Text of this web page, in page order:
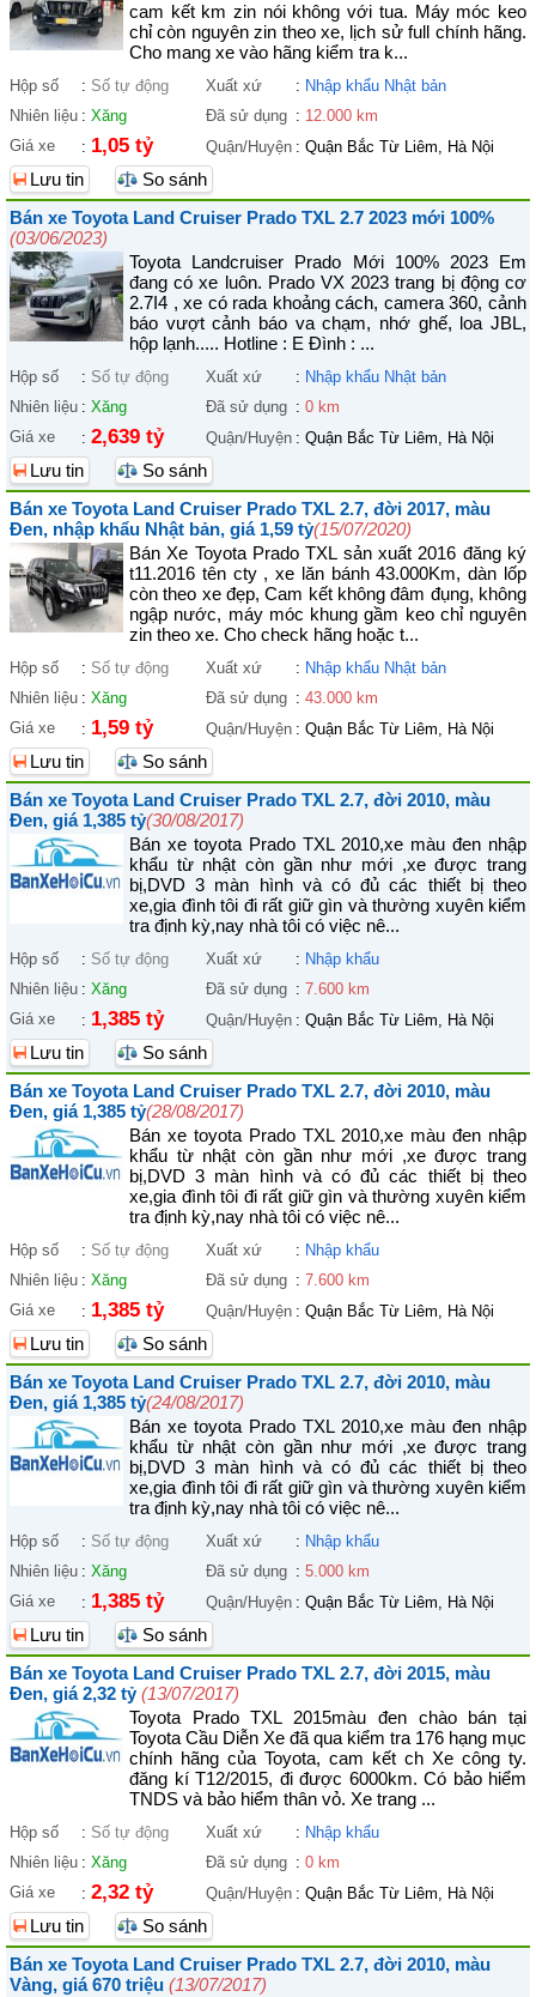
cam kết km zin nói không với tua. Máy móc keo
chỉ còn nguyên zin theo xe, lịch sử full chính hãng.
Cho mang xe vào hãng kiểm tra k...
Hộp số : Số tự động Xuất xứ : Nhập khẩu Nhật bản
Nhiên liệu : Xăng Đã sử dụng : 12.000 km
Giá xe
: 1,05 tỷ Quận/Huyện : Quận Bắc Từ Liêm, Hà Nội
Lưu tin
So sánh
Bán xe Toyota Land Cruiser Prado TXL 2.7 2023 mới 100%
(03/06/2023)
Toyota Landcruiser Prado Mới 100% 2023 Em
đang có xe luôn. Prado VX 2023 trang bị động cơ
2.7I4 , xe có rada khoảng cách, camera 360, cảnh
báo vượt cảnh báo va chạm, nhớ ghế, loa JBL,
hộp lạnh..... Hotline : E Đình : ...
Hộp số : Số tự động Xuất xứ : Nhập khẩu Nhật bản
Nhiên liệu : Xăng Đã sử dụng : 0 km
Giá xe
: 2,639 tỷ Quận/Huyện : Quận Bắc Từ Liêm, Hà Nội
Lưu tin
So sánh
Bán xe Toyota Land Cruiser Prado TXL 2.7, đời 2017, màu
Đen, nhập khẩu Nhật bản, giá 1,59 tỷ(15/07/2020)
Bán Xe Toyota Prado TXL sản xuất 2016 đăng ký
t11.2016 tên cty , xe lăn bánh 43.000Km, dàn lốp
còn theo xe đẹp, Cam kết không đâm đụng, không
ngập nước, máy móc khung gầm keo chỉ nguyên
zin theo xe. Cho check hãng hoặc t...
Hộp số : Số tự động Xuất xứ : Nhập khẩu Nhật bản
Nhiên liệu : Xăng Đã sử dụng : 43.000 km
Giá xe
: 1,59 tỷ Quận/Huyện : Quận Bắc Từ Liêm, Hà Nội
Lưu tin
So sánh
Bán xe Toyota Land Cruiser Prado TXL 2.7, đời 2010, màu
Đen, giá 1,385 tỷ(30/08/2017)
Bán xe toyota Prado TXL 2010,xe màu đen nhập
khẩu từ nhật còn gần như mới ,xe được trang
bị,DVD 3 màn hình và có đủ các thiết bị theo
xe,gia đình tôi đi rất giữ gìn và thường xuyên kiểm
tra định kỳ,nay nhà tôi có việc nê...
Hộp số : Số tự động Xuất xứ : Nhập khẩu
Nhiên liệu : Xăng Đã sử dụng : 7.600 km
Giá xe
: 1,385 tỷ Quận/Huyện : Quận Bắc Từ Liêm, Hà Nội
Lưu tin
So sánh
Bán xe Toyota Land Cruiser Prado TXL 2.7, đời 2010, màu
Đen, giá 1,385 tỷ(28/08/2017)
Bán xe toyota Prado TXL 2010,xe màu đen nhập
khẩu từ nhật còn gần như mới ,xe được trang
bị,DVD 3 màn hình và có đủ các thiết bị theo
xe,gia đình tôi đi rất giữ gìn và thường xuyên kiểm
tra định kỳ,nay nhà tôi có việc nê...
Hộp số : Số tự động Xuất xứ : Nhập khẩu
Nhiên liệu : Xăng Đã sử dụng : 7.600 km
Giá xe
: 1,385 tỷ Quận/Huyện : Quận Bắc Từ Liêm, Hà Nội
Lưu tin
So sánh
Bán xe Toyota Land Cruiser Prado TXL 2.7, đời 2010, màu
Đen, giá 1,385 tỷ(24/08/2017)
Bán xe toyota Prado TXL 2010,xe màu đen nhập
khẩu từ nhật còn gần như mới ,xe được trang
bị,DVD 3 màn hình và có đủ các thiết bị theo
xe,gia đình tôi đi rất giữ gìn và thường xuyên kiểm
tra định kỳ,nay nhà tôi có việc nê...
Hộp số : Số tự động Xuất xứ : Nhập khẩu
Nhiên liệu : Xăng Đã sử dụng : 5.000 km
Giá xe
: 1,385 tỷ Quận/Huyện : Quận Bắc Từ Liêm, Hà Nội
Lưu tin
So sánh
Bán xe Toyota Land Cruiser Prado TXL 2.7, đời 2015, màu
Đen, giá 2,32 tỷ(13/07/2017)
Toyota Prado TXL 2015màu đen chào bán tại
Toyota Cầu Diễn Xe đã qua kiểm tra 176 hạng mục
chính hãng của Toyota, cam kết ch Xe công ty.
đăng kí T12/2015, đi được 6000km. Có bảo hiểm
TNDS và bảo hiểm thân vỏ. Xe trang ...
Hộp số : Số tự động Xuất xứ : Nhập khẩu
Nhiên liệu : Xăng Đã sử dụng : 0 km
Giá xe
: 2,32 tỷ Quận/Huyện : Quận Bắc Từ Liêm, Hà Nội
Lưu tin
So sánh
Bán xe Toyota Land Cruiser Prado TXL 2.7, đời 2010, màu
Vàng, giá 670 triệu (13/07/2017)